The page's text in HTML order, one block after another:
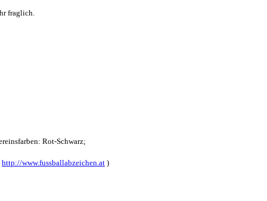
fraglich.
Rot-Schwarz;
http://www.fussballabzeichen.at )